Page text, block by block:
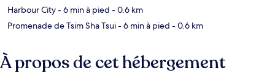
Harbour City- 6 min à pied - 0.6 km
Promenade de Tsim Sha Tsui- 6 min à pied - 0.6 km
À propos de cet hébergement